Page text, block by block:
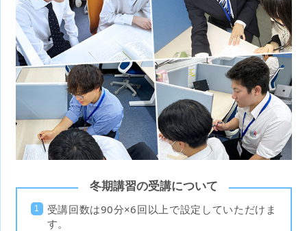
冬期講習の受講について
受講回数は90分×6回以上で設定していただけま
す。